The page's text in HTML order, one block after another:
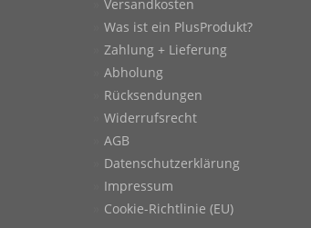
Versandkosten
Was ist ein PlusProdukt?
Zahlung + Lieferung
Abholung
Rücksendungen
Widerrufsrecht
AGB
Datenschutzerklärung
Impressum
Cookie-Richtlinie (EU)